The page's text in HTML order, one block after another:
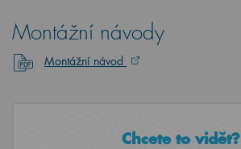
Montážní návody
Montážní návod
Chcete to vidět?